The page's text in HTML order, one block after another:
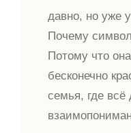
давно, но уже
Почему
Потому что
бесконечно
семья, где